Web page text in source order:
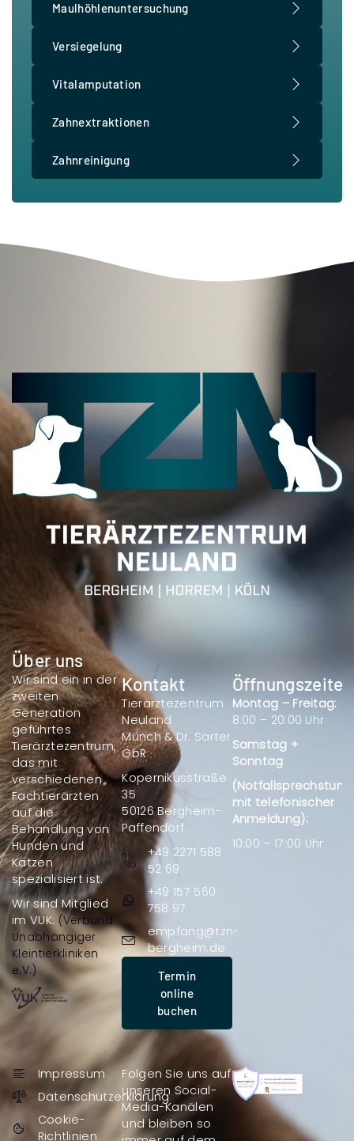
Maulhöhlenuntersuchung
Versiegelung
Vitalamputation
Zahnextraktionen
Zahnreinigung
Über uns
Wir sind ein in der
zweiten
Generation
geführtes
Tierärztezentrum,
das mit
verschiedenen
Fachtierärzten
auf die
Behandlung von
Hunden und
Katzen
spezialisiert ist.
Wir sind Mitglied
im VUK: (Verbund
Unabhängiger
Kleintierkliniken
e.V.)
Kontakt
Tierärztezentrum
Neuland
Münch & Dr. Sarter
GbR
Kopernikusstraße
35
50126 Bergheim-
Paffendorf
+49 2271 588
52 69
+49 157 560
758 97
empfang@tzn-
bergheim.de
Termin
online
buchen
Öffnungszeiten
Montag – Freitag:
8:00 – 20:00 Uhr
Samstag +
Sonntag
mit telefonischer
Anmeldung):
10:00 – 17:00 Uhr
Impressum
Datenschutzerklärung
Cookie-
Richtlinien
Folgen Sie uns auf
unseren Social-
Media-Kanälen
und bleiben so